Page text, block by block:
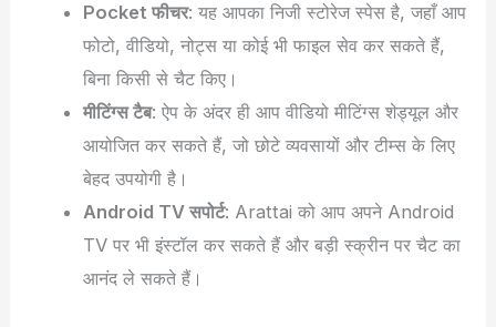
Pocket फीचर: यह आपका निजी स्टोरेज स्पेस है, जहाँ आप
फोटो, वीडियो, नोट्स या कोई भी फाइल सेव कर सकते हैं,
बिना किसी से चैट किए।
मीटिंग्स टैब: ऐप के अंदर ही आप वीडियो मीटिंग्स शेड्यूल और
आयोजित कर सकते हैं, जो छोटे व्यवसायों और टीम्स के लिए
बेहद उपयोगी है।
Android TV सपोर्ट: Arattai को आप अपने Android
TV पर भी इंस्टॉल कर सकते हैं और बड़ी स्क्रीन पर चैट का
आनंद ले सकते हैं।